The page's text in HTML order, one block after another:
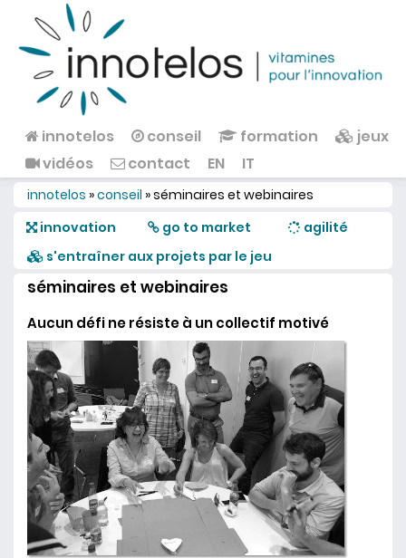
Aller au contenu principal
innotelos conseil formation
jeux
vidéos
contact EN IT
innotelos »conseil »séminaires et webinaires
innovation
go to market
agilité
s'entraîner aux projets par le jeu
séminaires et webinaires
Aucun défi ne résiste à un collectif motivé